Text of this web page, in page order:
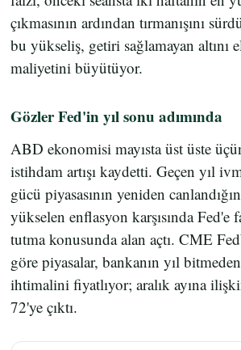
çıkmasının ardından tırmanışını
bu yükseliş, getiri sağlamayan altını
maliyetini büyütüyor.
Gözler Fed'in yıl sonu adımında
ABD ekonomisi mayısta üst üste
istihdam artışı kaydetti. Geçen yıl
gücü piyasasının yeniden
yükselen enflasyon karşısında Fed'e
tutma konusunda alan açtı. CME
göre piyasalar, bankanın yıl
ihtimalini fiyatlıyor; aralık ayına
72'ye çıktı.